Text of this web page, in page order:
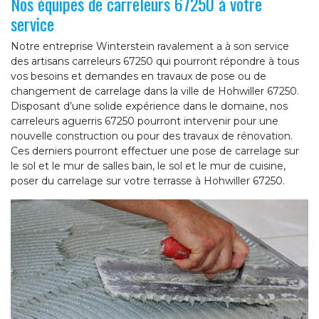
service
Notre entreprise Winterstein ravalement a à son service
des artisans carreleurs 67250 qui pourront répondre à tous
vos besoins et demandes en travaux de pose ou de
changement de carrelage dans la ville de Hohwiller 67250.
Disposant d’une solide expérience dans le domaine, nos
carreleurs aguerris 67250 pourront intervenir pour une
nouvelle construction ou pour des travaux de rénovation.
Ces derniers pourront effectuer une pose de carrelage sur
le sol et le mur de salles bain, le sol et le mur de cuisine,
poser du carrelage sur votre terrasse à Hohwiller 67250.